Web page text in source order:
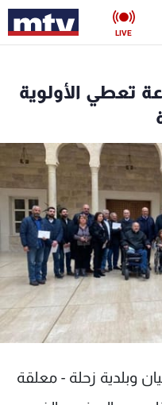
LIVE
تعطي الأولوية
وبلدية زحلة - معلقة